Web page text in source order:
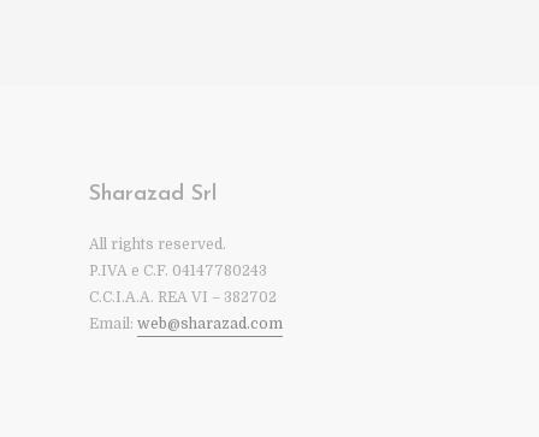
Sharazad Srl
All rights reserved.
P.IVA e C.F. 04147780243
C.C.I.A.A. REA VI – 382702
Email: web@sharazad.com